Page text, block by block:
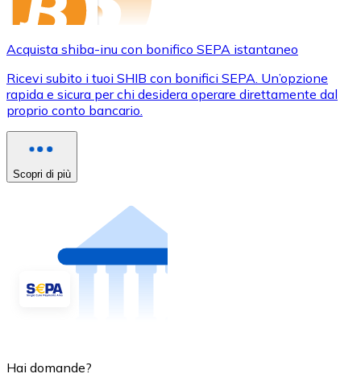
Acquista shiba-inu con bonifico SEPA istantaneo
Ricevi subito i tuoi SHIB con bonifici SEPA. Un’opzione
rapida e sicura per chi desidera operare direttamente dal
proprio conto bancario.
Scopri di più
Hai domande?